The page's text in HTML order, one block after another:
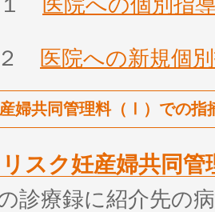
１ 医院への個別指
医院への新規個
婦共同管理料（Ⅰ）での指
スク妊産婦共同
診療録に紹介先の